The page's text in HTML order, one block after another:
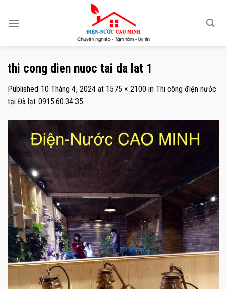
thi cong dien nuoc tai da lat 1
Published 10 Tháng 4, 2024 at 1575 × 2100 in Thi công điện nước
tại Đà lạt 0915.60.34.35